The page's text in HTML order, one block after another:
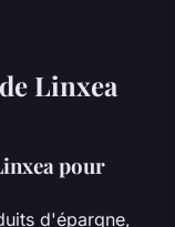
Linxea
pour
d'épargne,